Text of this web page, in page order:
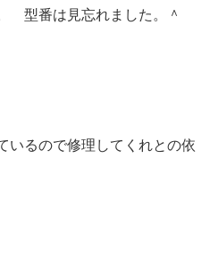
型番は見忘れました。＾
いるので修理してくれとの依